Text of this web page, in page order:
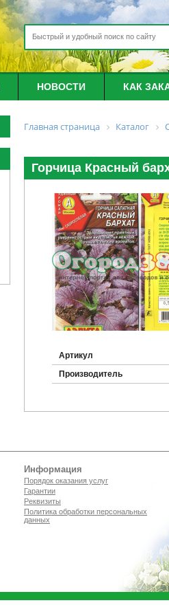
НОВОСТИ КАК
Главная страница Каталог
Горчица Красный
Артикул
Производитель
Информация
Порядок оказания услуг
Гарантии
Реквизиты
Политика обработки персональных
данных